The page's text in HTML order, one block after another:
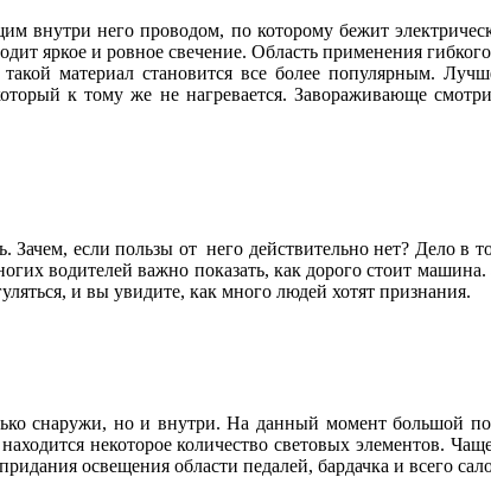
внутри него проводом, по которому бежит
яркое и ровное свечение. Область применения
материал становится все более популярным.
к тому же не нагревается. Завораживающе
Зачем, если пользы от него действительно нет? Дело в
водителей важно показать, как дорого стоит
и вы увидите, как много людей хотят признания.
снаружи, но и внутри. На данный момент большой
некоторое количество световых элементов.
освещения области педалей, бардачка и всего